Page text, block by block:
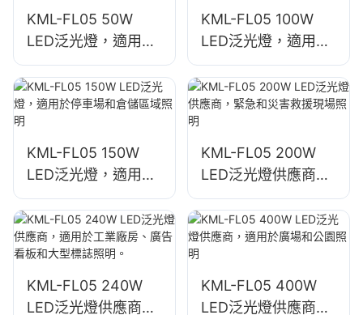
KML-FL05 50W
LED泛光燈，適用於
戶外建築立面和開放
空間照明。
KML-FL05 100W
LED泛光燈，適用於
建築物外觀及施工現
場照明
KML-FL05 150W
LED泛光燈，適用於
停車場和倉儲區域照
明
KML-FL05 200W
LED泛光燈供應商，
緊急和災害救援現場
照明
KML-FL05 240W
LED泛光燈供應商，
KML-FL05 400W
LED泛光燈供應商，